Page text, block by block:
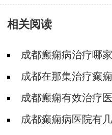
相关阅读
成都癫痫病治疗哪
不是得了癫痫?
成都在那集治疗癫
吗?成都癫痫有效治疗
成都癫痫病医院有